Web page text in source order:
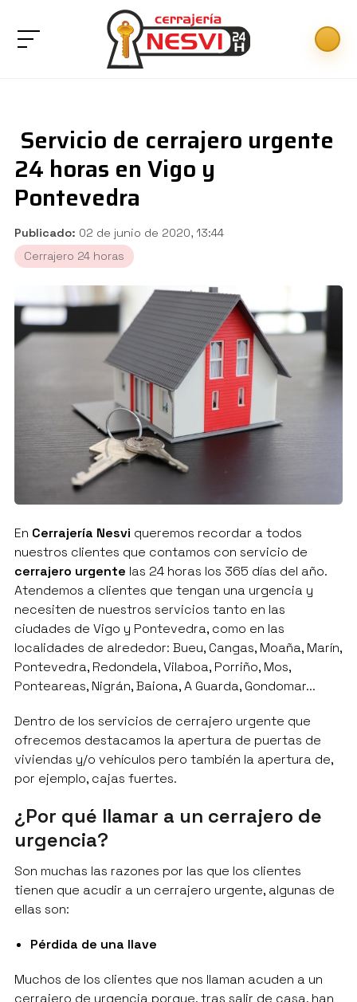
Servicio de cerrajero urgente
24 horas en Vigo y
Pontevedra
Publicado: 02 de junio de 2020, 13:44
Cerrajero 24 horas
En Cerrajería Nesvi queremos recordar a todos
nuestros clientes que contamos con servicio de
cerrajero urgente las 24 horas los 365 días del año.
Atendemos a clientes que tengan una urgencia y
necesiten de nuestros servicios tanto en las
ciudades de Vigo y Pontevedra, como en las
localidades de alrededor: Bueu, Cangas, Moaña, Marín,
Pontevedra, Redondela, Vilaboa, Porriño, Mos,
Ponteareas, Nigrán, Baiona, A Guarda, Gondomar...
Dentro de los servicios de cerrajero urgente que
ofrecemos destacamos la apertura de puertas de
viviendas y/o vehículos pero también la apertura de,
por ejemplo, cajas fuertes.
¿Por qué llamar a un cerrajero de
urgencia?
Son muchas las razones por las que los clientes
tienen que acudir a un cerrajero urgente, algunas de
ellas son:
Pérdida de una llave
Muchos de los clientes que nos llaman acuden a un
cerrajero de urgencia porque, tras salir de casa, han